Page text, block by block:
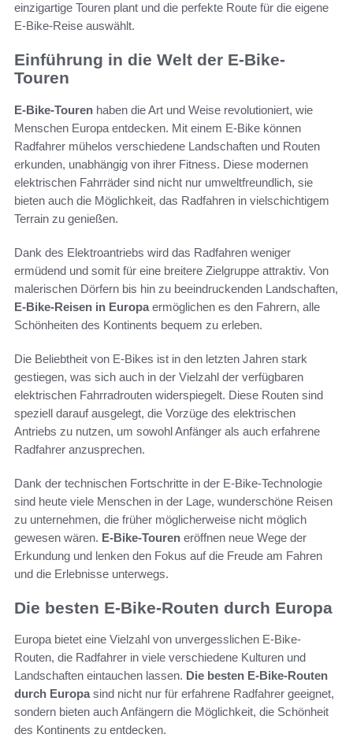
einzigartige Touren plant und die perfekte Route für die eigene
E-Bike-Reise auswählt.
Einführung in die Welt der E-Bike-
Touren
E-Bike-Touren haben die Art und Weise revolutioniert, wie
Menschen Europa entdecken. Mit einem E-Bike können
Radfahrer mühelos verschiedene Landschaften und Routen
erkunden, unabhängig von ihrer Fitness. Diese modernen
elektrischen Fahrräder sind nicht nur umweltfreundlich, sie
bieten auch die Möglichkeit, das Radfahren in vielschichtigem
Terrain zu genießen.
Dank des Elektroantriebs wird das Radfahren weniger
ermüdend und somit für eine breitere Zielgruppe attraktiv. Von
malerischen Dörfern bis hin zu beeindruckenden Landschaften,
E-Bike-Reisen in Europaermöglichen es den Fahrern, alle
Schönheiten des Kontinents bequem zu erleben.
Die Beliebtheit von E-Bikes ist in den letzten Jahren stark
gestiegen, was sich auch in der Vielzahl der verfügbaren
elektrischen Fahrradrouten widerspiegelt. Diese Routen sind
speziell darauf ausgelegt, die Vorzüge des elektrischen
Antriebs zu nutzen, um sowohl Anfänger als auch erfahrene
Radfahrer anzusprechen.
Dank der technischen Fortschritte in der E-Bike-Technologie
sind heute viele Menschen in der Lage, wunderschöne Reisen
zu unternehmen, die früher möglicherweise nicht möglich
gewesen wären. E-Bike-Touren eröffnen neue Wege der
Erkundung und lenken den Fokus auf die Freude am Fahren
und die Erlebnisse unterwegs.
Die besten E-Bike-Routen durch Europa
Europa bietet eine Vielzahl von unvergesslichen E-Bike-
Routen, die Radfahrer in viele verschiedene Kulturen und
Landschaften eintauchen lassen. Die besten E-Bike-Routen
durch Europasind nicht nur für erfahrene Radfahrer geeignet,
sondern bieten auch Anfängern die Möglichkeit, die Schönheit
des Kontinents zu entdecken.